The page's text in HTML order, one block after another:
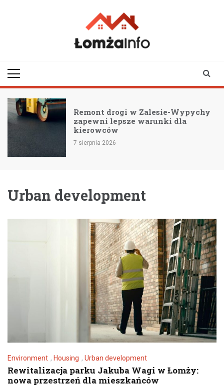
Remont drogi w Zalesie-Wypychy
zapewni lepsze warunki dla
kierowców
7 sierpnia 2026
Urban development
Environment , Housing , Urban development
Rewitalizacja parku Jakuba Wagi w Łomży:
nowa przestrzeń dla mieszkańców